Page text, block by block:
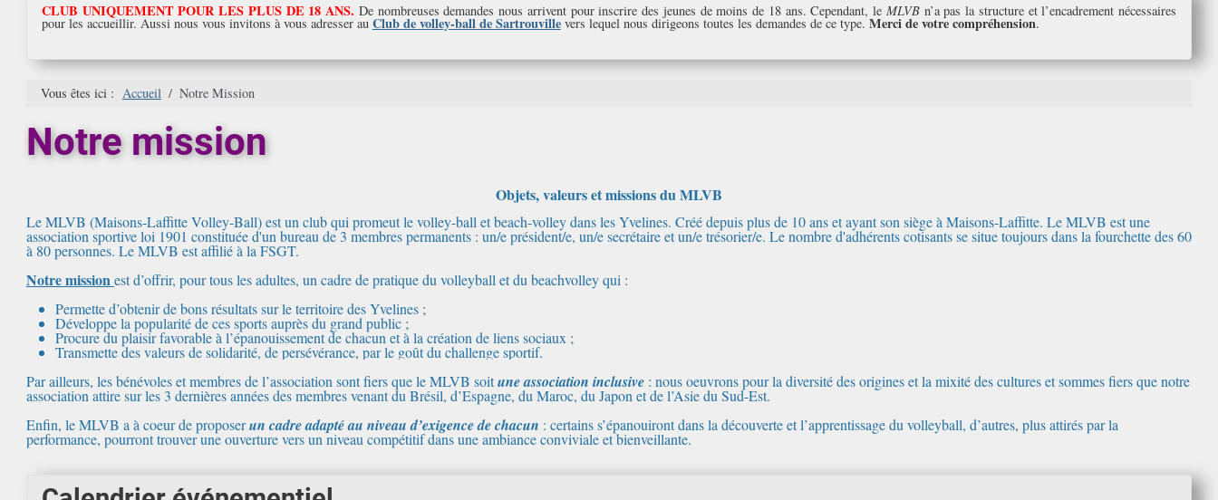
CLUB UNIQUEMENT POUR LES PLUS DE 18 ANS. De nombreuses demandes nous arrivent pour inscrire des jeunes de moins de 18 ans. Cependant, le MLVBn’a pas la structure et l’encadrement nécessaires
pour les accueillir. Aussi nous vous invitons à vous adresser au Club de volley-ball de Sartrouville vers lequel nous dirigeons toutes les demandes de ce type. Merci de votre compréhension.
Vous êtes ici : Accueil Notre Mission
Notre mission
Objets, valeurs et missions du MLVB
Le MLVB (Maisons-Laffitte Volley-Ball) est un club qui promeut le volley-ball et beach-volley dans les Yvelines. Créé depuis plus de 10 ans et ayant son siège à Maisons-Laffitte. Le MLVB est une
association sportive loi 1901 constituée d'un bureau de 3 membres permanents : un/e président/e, un/e secrétaire et un/e trésorier/e. Le nombre d'adhérents cotisants se situe toujours dans la fourchette des 60
à 80 personnes. Le MLVB est affilié à la FSGT.
Notre missionest d’offrir, pour tous les adultes, un cadre de pratique du volleyball et du beachvolley qui :
Permette d’obtenir de bons résultats sur le territoire des Yvelines ;
Développe la popularité de ces sports auprès du grand public ;
Procure du plaisir favorable à l’épanouissement de chacun et à la création de liens sociaux ;
Transmette des valeurs de solidarité, de persévérance, par le goût du challenge sportif.
Par ailleurs, les bénévoles et membres de l’association sont fiers que le MLVB soitune association inclusive: nous oeuvrons pour la diversité des origines et la mixité des cultures et sommes fiers que notre
association attire sur les 3 dernières années des membres venant du Brésil, d’Espagne, du Maroc, du Japon et de l’Asie du Sud-Est.
Enfin, le MLVB a à coeur de proposerun cadre adapté au niveau d’exigence de chacun : certains s’épanouiront dans la découverte et l’apprentissage du volleyball, d’autres, plus attirés par la
performance, pourront trouver une ouverture vers un niveau compétitif dans une ambiance conviviale et bienveillante.